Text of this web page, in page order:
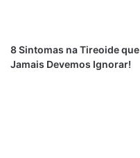
8 Sintomas na Tireoide que
Jamais Devemos Ignorar!